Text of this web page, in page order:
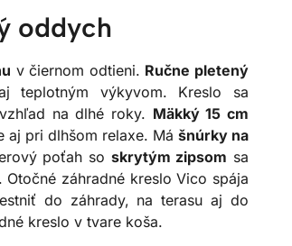
oddych
v čiernom odtieni. Ručne pletený
teplotným výkyvom. Kreslo sa
na dlhé roky. Mäkký 15 cm
aj pri dlhšom relaxe. Má šnúrky na
poťah so skrytým zipsom sa
záhradné kreslo Vico spája
do záhrady, na terasu aj do
kreslo v tvare koša.